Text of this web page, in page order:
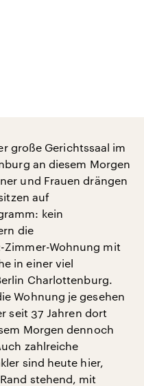
große Gerichtssaal im
an diesem Morgen
und Frauen drängen
auf
kein
die
Zimmer-Wohnung mit
in einer viel
Charlottenburg.
Wohnung je gesehen
seit 37 Jahren dort
Morgen dennoch
zahlreiche
sind heute hier,
stehend, mit